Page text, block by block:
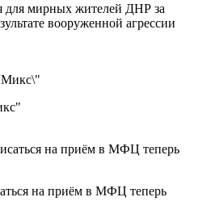
для мирных жителей ДНР за
вооруженной агрессии
на приём в МФЦ теперь